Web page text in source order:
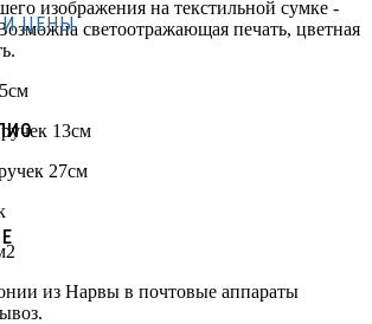
И ЦЕНЫ
изображения на текстильной сумке -
светоотражающая печать, цветная
13см
27см
из Нарвы в почтовые аппараты